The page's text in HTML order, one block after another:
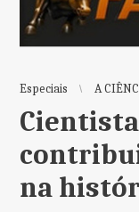
Especiais A
na